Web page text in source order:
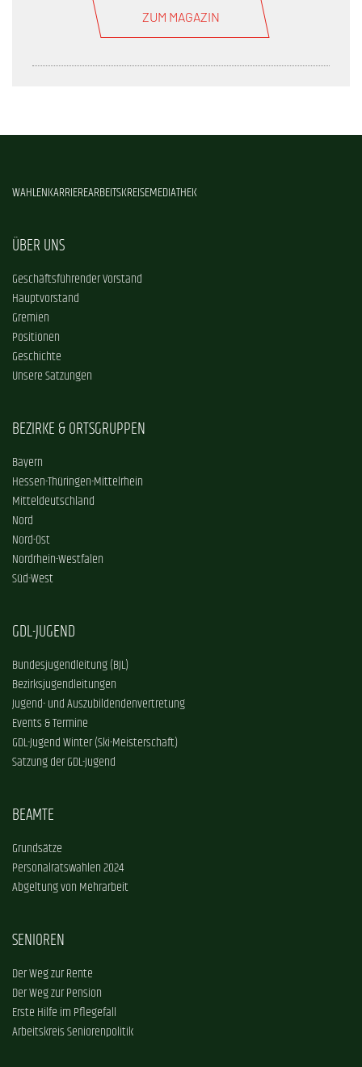
ZUM MAGAZIN
WAHLENKARRIEREARBEITSKREISEMEDIATHEK
ÜBER UNS
Geschäftsführender Vorstand
Hauptvorstand
Gremien
Positionen
Geschichte
Unsere Satzungen
BEZIRKE & ORTSGRUPPEN
Bayern
Hessen-Thüringen-Mittelrhein
Mitteldeutschland
Nord
Nord-Ost
Nordrhein-Westfalen
Süd-West
GDL-JUGEND
Bundesjugendleitung (BJL)
Bezirksjugendleitungen
Jugend- und Auszubildendenvertretung
Events & Termine
GDL-Jugend Winter (Ski-Meisterschaft)
Satzung der GDL-Jugend
BEAMTE
Grundsätze
Personalratswahlen 2024
Abgeltung von Mehrarbeit
SENIOREN
Der Weg zur Rente
Der Weg zur Pension
Erste Hilfe im Pflegefall
Arbeitskreis Seniorenpolitik